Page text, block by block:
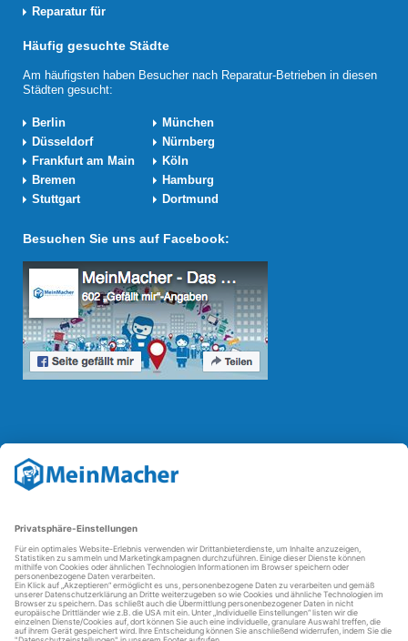
Reparatur für
Häufig gesuchte Städte
Am häufigsten haben Besucher nach Reparatur-Betrieben in diesen
Städten gesucht:
Berlin
München
Düsseldorf
Nürnberg
Frankfurt am Main
Köln
Bremen
Hamburg
Stuttgart
Dortmund
Besuchen Sie uns auf Facebook:
Reparatur Revolution
Mit derReparatur-Revolution
Reparaturbedingungen in Deutschland: Für Produkte, die sich gut
reparierenden Betriebe und des Reparatur-Know-hows in
Deutschland.
Weitere Informationen
FAQ - häufig gestellte Fragen
Partner werden